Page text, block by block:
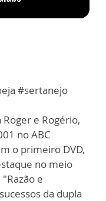
#sertanejo
e Rogério,
no ABC
o primeiro DVD,
no meio
e
da dupla